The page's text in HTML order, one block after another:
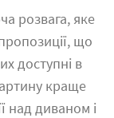
розвага, яке
що
доступні в
краще
над диваном і